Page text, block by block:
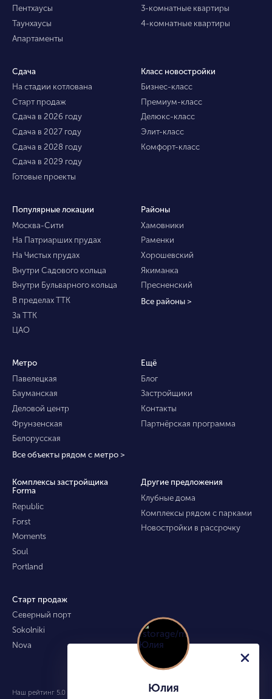
Пентхаусы
Таунхаусы
Апартаменты
3-комнатные квартиры
4-комнатные квартиры
Сдача
На стадии котлована
Старт продаж
Сдача в 2026 году
Сдача в 2027 году
Сдача в 2028 году
Сдача в 2029 году
Готовые проекты
Класс новостройки
Бизнес-класс
Премиум-класс
Делюкс-класс
Элит-класс
Комфорт-класс
Популярные локации
Москва-Сити
На Патриарших прудах
На Чистых прудах
Внутри Садового кольца
Внутри Бульварного кольца
В пределах ТТК
За ТТК
ЦАО
Районы
Хамовники
Раменки
Хорошевский
Якиманка
Пресненский
Все районы >
Метро
Павелецкая
Бауманская
Деловой центр
Фрунзенская
Белорусская
Все объекты рядом с метро >
Ещё
Блог
Застройщики
Контакты
Партнёрская программа
Комплексы застройщика
Forma
Republic
Forst
Moments
Soul
Portland
Другие предложения
Клубные дома
Комплексы рядом с парками
Новостройки в рассрочку
Старт продаж
Северный порт
Sokolniki
Nova
Наш рейтинг 5.0 из 5 (490) Юлия